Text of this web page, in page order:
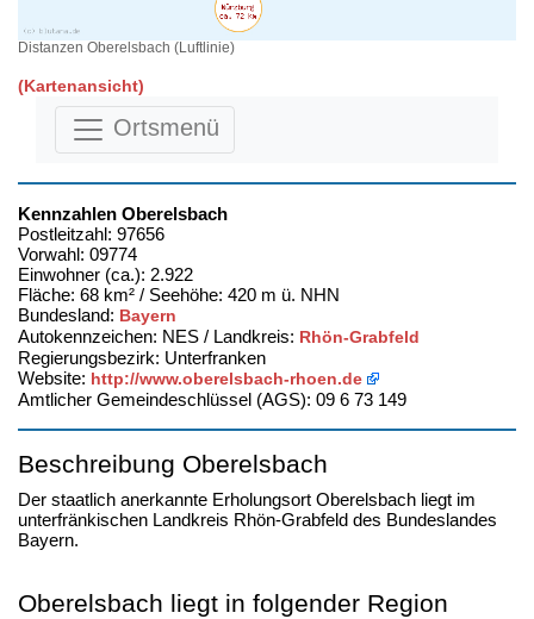
Distanzen Oberelsbach (Luftlinie)
(Kartenansicht)
Ortsmenü
Kennzahlen Oberelsbach
Postleitzahl: 97656
Vorwahl: 09774
Einwohner (ca.): 2.922
Fläche: 68 km² / Seehöhe: 420 m ü. NHN
Bundesland: Bayern
Autokennzeichen: NES / Landkreis: Rhön-Grabfeld
Regierungsbezirk: Unterfranken
Website: http://www.oberelsbach-rhoen.de
Amtlicher Gemeindeschlüssel (AGS): 09 6 73 149
Beschreibung Oberelsbach
Der staatlich anerkannte Erholungsort Oberelsbach liegt im
unterfränkischen Landkreis Rhön-Grabfeld des Bundeslandes
Bayern.
Oberelsbach liegt in folgender Region